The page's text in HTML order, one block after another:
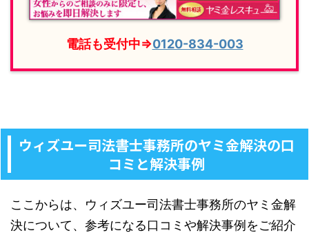
電話も受付中⇒0120-834-003
ウィズユー司法書士事務所のヤミ金解決の口
コミと解決事例
ここからは、ウィズユー司法書士事務所のヤミ金解
決について、参考になる口コミや解決事例をご紹介